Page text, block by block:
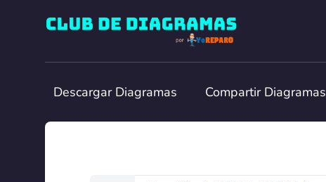
Club de Diagramas
Descargar Diagramas Compartir Diagramas